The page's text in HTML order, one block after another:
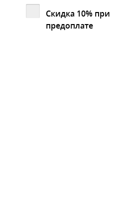
Скидка 10% при
предоплате